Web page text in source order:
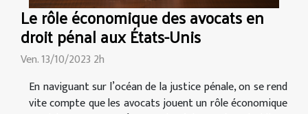
Le rôle économique des avocats en
droit pénal aux États-Unis
Ven. 13/10/2023 2h
En naviguant sur l’océan de la justice pénale, on se rend
vite compte que les avocats jouent un rôle économique